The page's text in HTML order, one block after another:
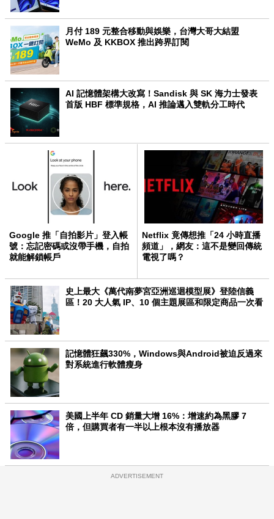
月付 189 元整合移動與娛樂，台灣大哥大結盟
WeMo 及 KKBOX 推出跨界訂閱
AI 記憶體架構大改寫！Sandisk 與 SK 海力士發表
首版 HBF 標準規格，AI 推論邁入雙軌分工時代
Google 推「自拍影片」登入帳
號：忘記密碼或沒帶手機，自拍
就能解鎖帳戶
Netflix 竟傳想推「24 小時直播
頻道」，網友：這不是變回傳統
電視了嗎？
史上最大《萬代南夢宮亞洲巡迴模型展》登陸信義
區！20 大人氣 IP、10 個主題展區和限定商品一次看
記憶體狂飆330%，Windows與Android被迫反過來
對系統進行軟體瘦身
美國上半年 CD 銷量大增 16%：增速約為黑膠 7
倍，但購買者有一半以上根本沒有播放器
ADVERTISEMENT